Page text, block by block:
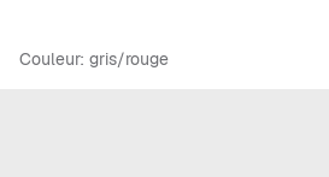
Couleur: gris/rouge